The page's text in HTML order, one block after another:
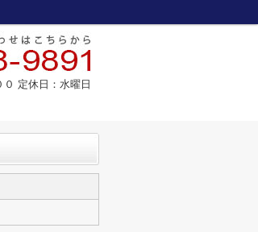
定休日：水曜日